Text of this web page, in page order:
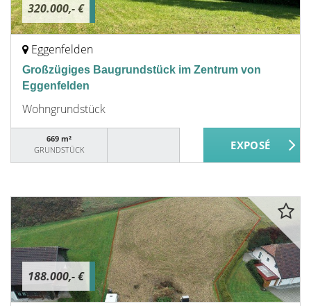
320.000,- €
Eggenfelden
Großzügiges Baugrundstück im Zentrum von
Eggenfelden
Wohngrundstück
669 m²
GRUNDSTÜCK
188.000,- €